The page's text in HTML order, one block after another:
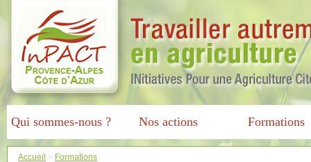
Qui sommes-nous ? Nos actions Formations
Accueil > Formations